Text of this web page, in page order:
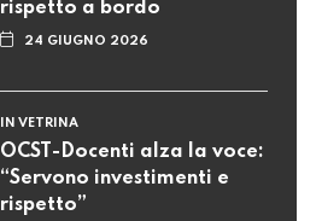
rispetto a bordo
24 GIUGNO 2026
IN VETRINA
OCST-Docenti alza la voce:
“Servono investimenti e
rispetto”